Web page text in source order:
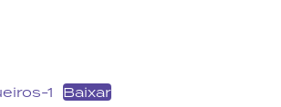
1 Baixar